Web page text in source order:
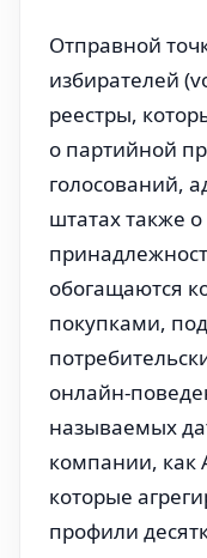
Отправной
избирателей
реестры,
о партийной
голосований,
штатах также
обогащаются
покупками,
онлайн-
называемых
компании, как
которые
профили